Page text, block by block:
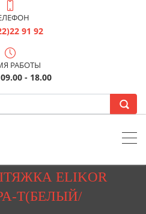
91 92
РАБОТЫ
- 18.00
ELIKOR
Т(БЕЛЫЙ/